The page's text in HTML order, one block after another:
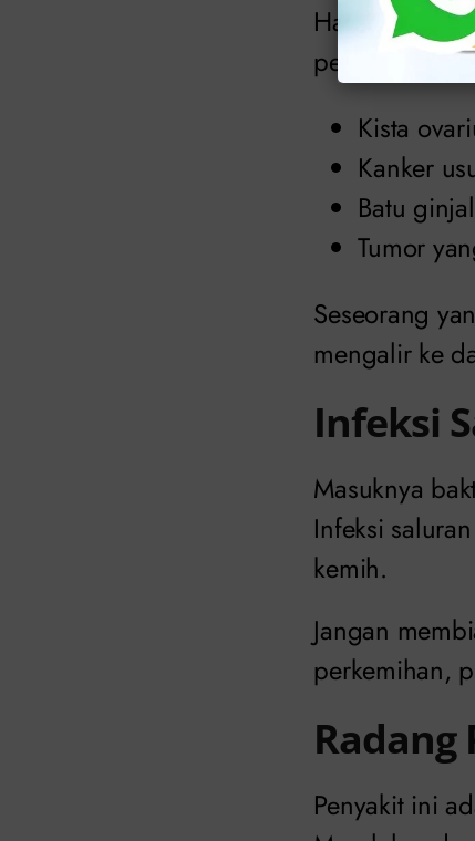
Hal itu terjadi
penyakit
Kista
Kanker
Batu
Tumor
Seseorang
mengalir ke
Infeksi
Masuknya
Infeksi
kemih.
Jangan
perkemihan,
Radang
Penyakit ini